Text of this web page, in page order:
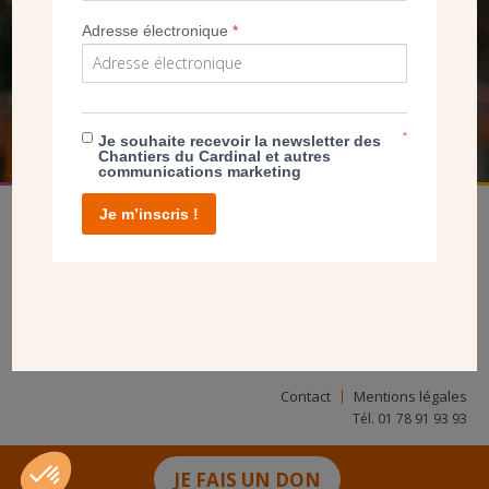
JE FAIS UN DON
NOUS PERMET D’AGIR
FAIRE UN DON
Contact Mentions légales
Tél. 01 78 91 93 93
Adresse électronique*
Je souhaite recevoir la newsletter des
Chantiers du Cardinal et autres
communications marketing
*
Je m’inscris !